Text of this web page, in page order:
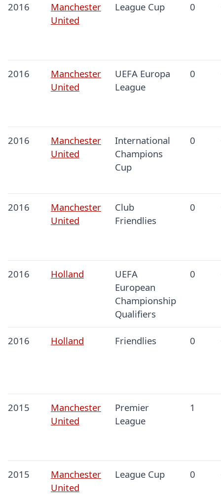
2016
Manchester
United
League Cup 0
2016
Manchester
United
UEFA Europa
League
0
2016
Manchester
United
International
Champions
Cup
0
2016
Manchester
United
Club
Friendlies
0
2016 Holland
UEFA
European
Championship
Qualifiers
0
2016 Holland Friendlies 0
2015
Manchester
United
Premier
League
1
2015
Manchester
United
League Cup 0